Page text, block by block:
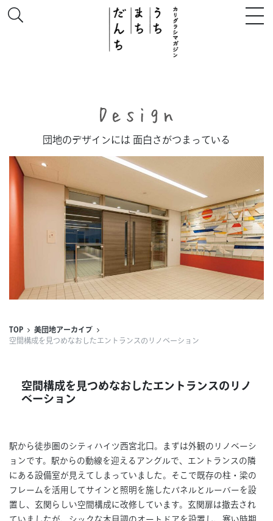
このサイトについて
# うち
# だんち
ちず
特集
連載
タグ一覧
団地のデザインには 面白さがつまっている
TOP
美団地アーカイブ
空間構成を見つめなおしたエントランスのリノベーション
空間構成を見つめなおしたエントランスのリノ
ベーション
駅から徒歩圏のシティハイツ西宮北口。まずは外観のリノベーシ
ョンです。駅からの動線を迎えるアングルで、エントランスの隣
にある設備室が見えてしまっていました。そこで既存の柱・梁の
フレームを活用してサインと照明を施したパネルとルーバーを設
置し、玄関らしい空間構成に改修しています。玄関扉は撤去され
ていましたが、シックな木目調のオートドアを設置し、寒い時期